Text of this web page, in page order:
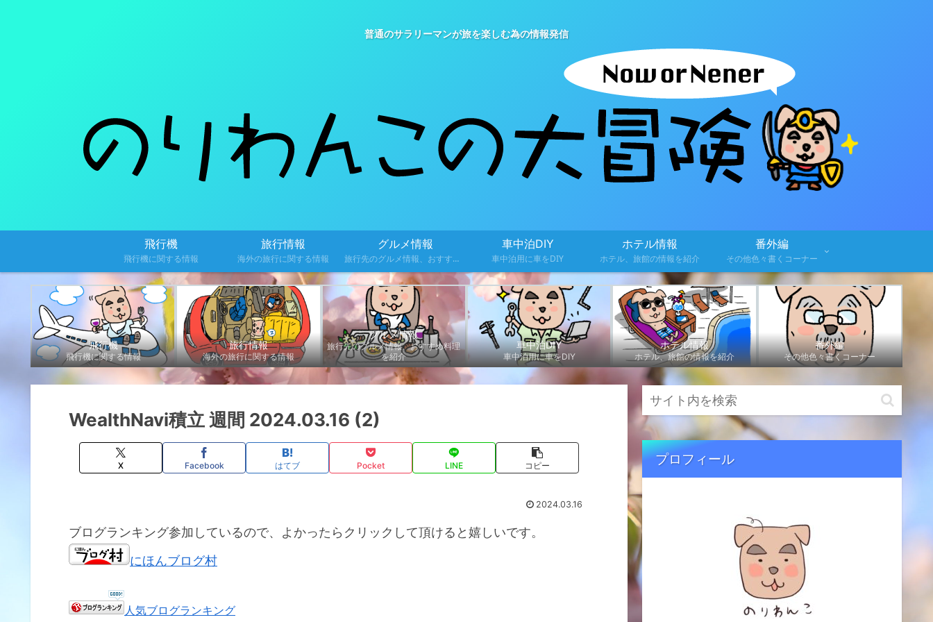
普通のサラリーマンが旅を楽しむ為の情報発信
飛行機
飛行機に関する情報
旅行情報
海外の旅行に関する情報
グルメ情報
旅行先のグルメ情報、おすすめ料理を紹介
車中泊DIY
車中泊用に車をDIY
ホテル情報
ホテル、旅館の情報を紹介
番外編
その他色々書くコーナー
飛行機
飛行機に関する情報
旅行情報
海外の旅行に関する情報
グルメ情報
旅行先のグルメ情報、おすすめ料理
を紹介
車中泊DIY
車中泊用に車をDIY
ホテル情報
ホテル、旅館の情報を紹介
番外編
その他色々書くコーナー
WealthNavi積立 週間 2024.03.16 (2)
X Facebook はてブ Pocket LINE コピー
2024.03.16
ブログランキング参加しているので、よかったらクリックして頂けると嬉しいです。
にほんブログ村
人気ブログランキング
プロフィール